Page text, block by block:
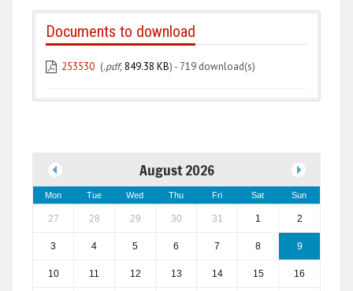
Documents to download
253530 (.pdf, 849.38 KB) - 719 download(s)
August 2026
Mon Tue Wed Thu Fri Sat Sun
27 28 29 30 31 1 2
3 4 5 6 7 8 9
10 11 12 13 14 15 16